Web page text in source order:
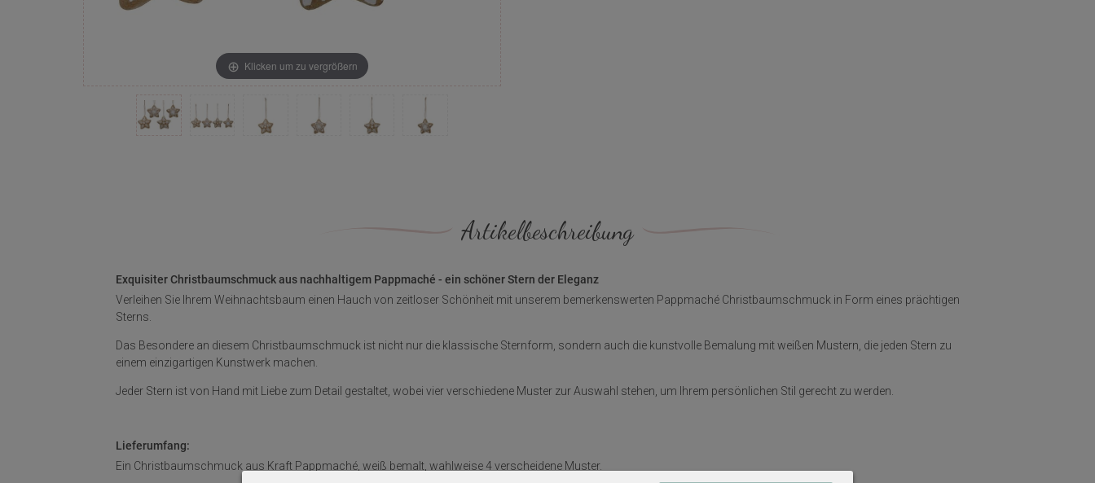
Klicken um zu vergrößern
Artikelbeschreibung
Exquisiter Christbaumschmuck aus nachhaltigem Pappmaché - ein schöner Stern der Eleganz
Verleihen Sie Ihrem Weihnachtsbaum einen Hauch von zeitloser Schönheit mit unserem bemerkenswerten Pappmaché Christbaumschmuck in Form eines prächtigen
Sterns.
Das Besondere an diesem Christbaumschmuck ist nicht nur die klassische Sternform, sondern auch die kunstvolle Bemalung mit weißen Mustern, die jeden Stern zu
einem einzigartigen Kunstwerk machen.
Jeder Stern ist von Hand mit Liebe zum Detail gestaltet, wobei vier verschiedene Muster zur Auswahl stehen, um Ihrem persönlichen Stil gerecht zu werden.
Lieferumfang:
Ein Christbaumschmuck aus Kraft Pappmaché, weiß bemalt, wahlweise 4 verscheidene Muster.